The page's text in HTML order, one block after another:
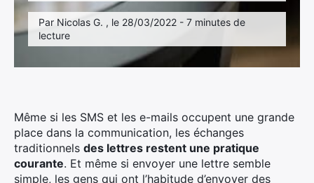
Par Nicolas G. , le 28/03/2022 - 7 minutes de
lecture
Même si les SMS et les e-mails occupent une grande
place dans la communication, les échanges
traditionnels des lettres restent une pratique
courante. Et même si envoyer une lettre semble
simple, les gens qui ont l’habitude d’envoyer des